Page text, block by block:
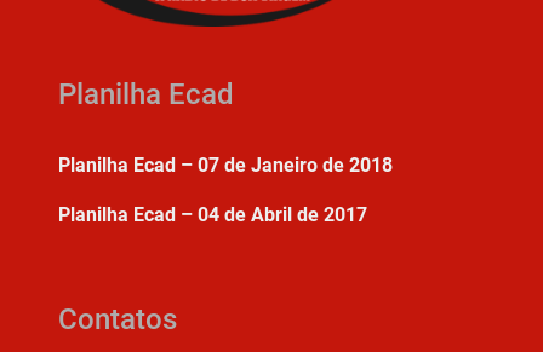
Planilha Ecad
Planilha Ecad – 07 de Janeiro de 2018
Planilha Ecad – 04 de Abril de 2017
Contatos